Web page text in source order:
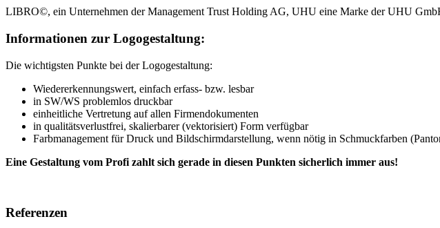
LIBRO©, ein Unternehmen der Management Trust Holding AG, UHU eine Marke der UHU
Informationen zur Logogestaltung:
Die wichtigsten Punkte bei der Logogestaltung:
Wiedererkennungswert, einfach erfass- bzw. lesbar
in SW/WS problemlos druckbar
einheitliche Vertretung auf allen Firmendokumenten
in qualitätsverlustfrei, skalierbarer (vektorisiert) Form verfügbar
Farbmanagement für Druck und Bildschirmdarstellung, wenn nötig in Schmuckfarben
Eine Gestaltung vom Profi zahlt sich gerade in diesen Punkten sicherlich immer aus!
Referenzen